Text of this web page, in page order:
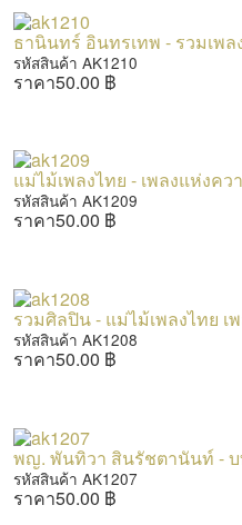
ธานินทร์ อินทรเทพ - รวมเพ
รหัสสินค้า AK1210
ราคา50.00 ฿
แม่ไม้เพลงไทย - เพลงแห่งค
รหัสสินค้า AK1209
ราคา50.00 ฿
รวมศิลปิน - แม่ไม้เพลงไทย เ
รหัสสินค้า AK1208
ราคา50.00 ฿
พญ. พันทิวา สินรัชตานันท์ -
รหัสสินค้า AK1207
ราคา50.00 ฿